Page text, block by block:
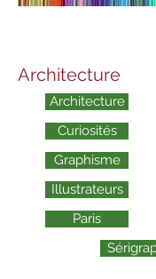
Architecture
Architecture
Curiosités
Graphisme
Illustrateurs
Paris